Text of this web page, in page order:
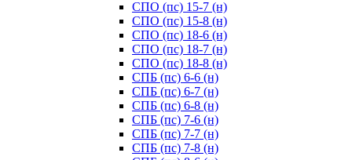
СПО (пс) 15-7 (н)
СПО (пс) 15-8 (н)
СПО (пс) 18-6 (н)
СПО (пс) 18-7 (н)
СПО (пс) 18-8 (н)
СПБ (пс) 6-6 (н)
СПБ (пс) 6-7 (н)
СПБ (пс) 6-8 (н)
СПБ (пс) 7-6 (н)
СПБ (пс) 7-7 (н)
СПБ (пс) 7-8 (н)